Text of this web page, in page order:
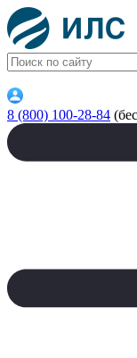
8 (800) 100-28-84